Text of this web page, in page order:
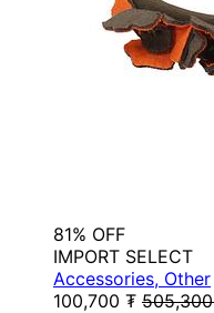
81% OFF
IMPORT SELECT
Accessories, Other
100,700 ₮ 505,300